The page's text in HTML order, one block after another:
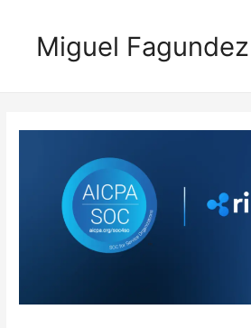
Miguel Fagundez